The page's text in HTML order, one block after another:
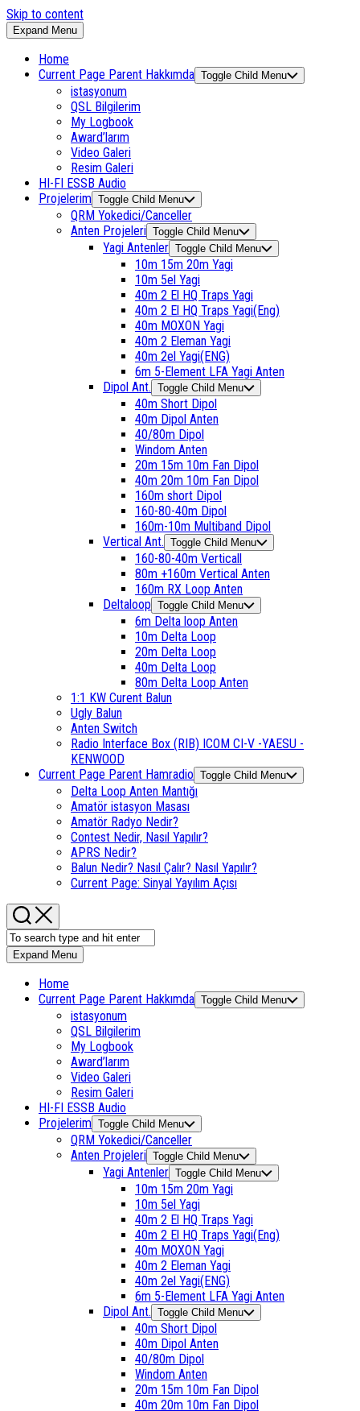
Skip to content
Expand Menu
Home
Current Page Parent Hakkımda Toggle Child Menu
istasyonum
QSL Bilgilerim
My Logbook
Award’larım
Video Galeri
Resim Galeri
HI-FI ESSB Audio
Projelerim Toggle Child Menu
QRM Yokedici/Canceller
Anten Projeleri Toggle Child Menu
Yagi Antenler Toggle Child Menu
10m 15m 20m Yagi
10m 5el Yagi
40m 2 El HQ Traps Yagi
40m 2 El HQ Traps Yagi(Eng)
40m MOXON Yagi
40m 2 Eleman Yagi
40m 2el Yagi(ENG)
6m 5-Element LFA Yagi Anten
Dipol Ant. Toggle Child Menu
40m Short Dipol
40m Dipol Anten
40/80m Dipol
Windom Anten
20m 15m 10m Fan Dipol
40m 20m 10m Fan Dipol
160m short Dipol
160-80-40m Dipol
160m-10m Multiband Dipol
Vertical Ant. Toggle Child Menu
160-80-40m Verticall
80m +160m Vertical Anten
160m RX Loop Anten
Deltaloop Toggle Child Menu
6m Delta loop Anten
10m Delta Loop
20m Delta Loop
40m Delta Loop
80m Delta Loop Anten
1:1 KW Curent Balun
Ugly Balun
Anten Switch
Radio Interface Box (RIB) ICOM CI-V -YAESU -
KENWOOD
Current Page Parent Hamradio Toggle Child Menu
Delta Loop Anten Mantığı
Amatör istasyon Masası
Amatör Radyo Nedir?
Contest Nedir, Nasıl Yapılır?
APRS Nedir?
Balun Nedir? Nasıl Çalır? Nasıl Yapılır?
Current Page: Sinyal Yayılım Açısı
Expand Menu
Home
Current Page Parent Hakkımda Toggle Child Menu
istasyonum
QSL Bilgilerim
My Logbook
Award’larım
Video Galeri
Resim Galeri
HI-FI ESSB Audio
Projelerim Toggle Child Menu
QRM Yokedici/Canceller
Anten Projeleri Toggle Child Menu
Yagi Antenler Toggle Child Menu
10m 15m 20m Yagi
10m 5el Yagi
40m 2 El HQ Traps Yagi
40m 2 El HQ Traps Yagi(Eng)
40m MOXON Yagi
40m 2 Eleman Yagi
40m 2el Yagi(ENG)
6m 5-Element LFA Yagi Anten
Dipol Ant. Toggle Child Menu
40m Short Dipol
40m Dipol Anten
40/80m Dipol
Windom Anten
20m 15m 10m Fan Dipol
40m 20m 10m Fan Dipol